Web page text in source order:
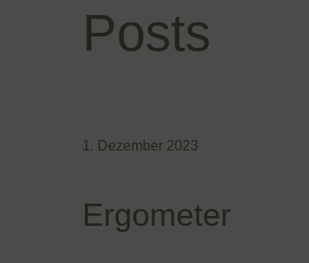
Posts
1. Dezember 2023
Ergometer